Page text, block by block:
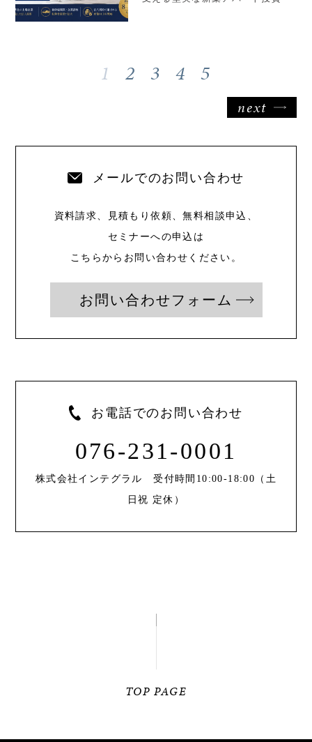
1 2 3 4 5
next
メールでのお問い合わせ
資料請求、見積もり依頼、無料相談申込、
セミナーへの申込は
こちらからお問い合わせください。
お問い合わせフォーム
お電話でのお問い合わせ
076-231-0001
株式会社インテグラル 受付時間10:00-18:00（土
日祝 定休）
TOP PAGE